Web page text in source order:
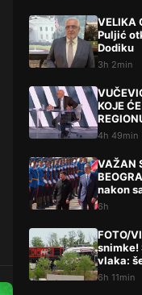
VELIKA
Puljić
Dodiku
3h 2min
KOJE
safari“
4h 49min
VAŽAN
nakon
6h
FOTO/
snimke!
vlaka:
a 14
6h 11min